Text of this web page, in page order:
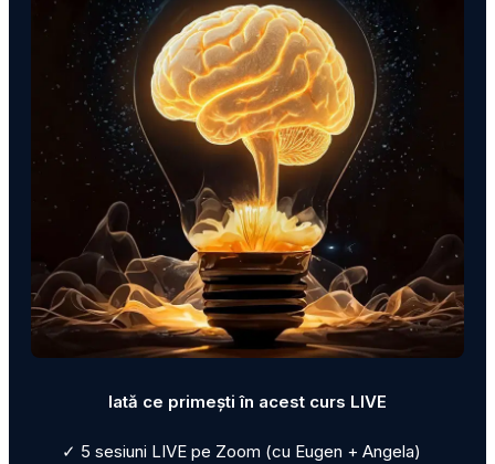
Iată ce primești în acest curs LIVE
✓ 5 sesiuni LIVE pe Zoom (cu Eugen + Angela)